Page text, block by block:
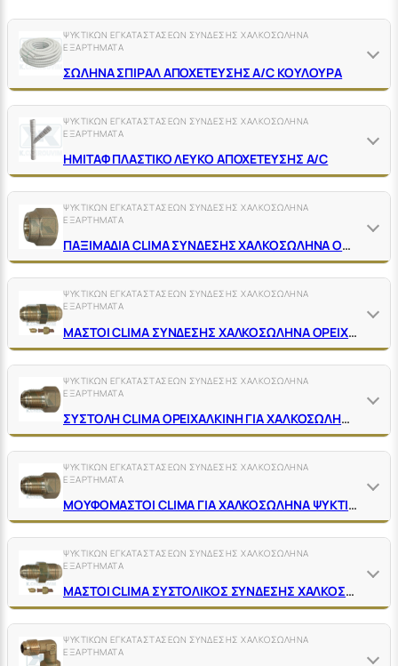
ΨΥΚΤΙΚΩΝ ΕΓΚΑΤΑΣΤΑΣΕΩΝ ΣΥΝΔΕΣΗΣ ΧΑΛΚΟΣΩΛΗΝΑ
ΕΞΑΡΤΗΜΑΤΑ
ΣΩΛΗΝΑ ΣΠΙΡΑΛ ΑΠΟΧΕΤΕΥΣΗΣ A/C ΚΟΥΛΟΥΡΑ
ΨΥΚΤΙΚΩΝ ΕΓΚΑΤΑΣΤΑΣΕΩΝ ΣΥΝΔΕΣΗΣ ΧΑΛΚΟΣΩΛΗΝΑ
ΕΞΑΡΤΗΜΑΤΑ
ΗΜΙΤΑΦ ΠΛΑΣΤΙΚΟ ΛΕΥΚΟ ΑΠΟΧΕΤΕΥΣΗΣ A/C
ΨΥΚΤΙΚΩΝ ΕΓΚΑΤΑΣΤΑΣΕΩΝ ΣΥΝΔΕΣΗΣ ΧΑΛΚΟΣΩΛΗΝΑ
ΕΞΑΡΤΗΜΑΤΑ
ΠΑΞΙΜΑΔΙΑ CLIMA ΣΥΝΔΕΣΗΣ ΧΑΛΚΟΣΩΛΗΝΑ ΟΡΕΙΧΑΛΚΙΝΑ ΚΙΤΡΙΝΑ
ΨΥΚΤΙΚΩΝ ΕΓΚΑΤΑΣΤΑΣΕΩΝ ΣΥΝΔΕΣΗΣ ΧΑΛΚΟΣΩΛΗΝΑ
ΕΞΑΡΤΗΜΑΤΑ
ΜΑΣΤΟΙ CLIMA ΣΥΝΔΕΣΗΣ ΧΑΛΚΟΣΩΛΗΝΑ ΟΡΕΙΧΑΛΚΙΝΟΙ ΚΙΤΡΙΝΟΙ
ΨΥΚΤΙΚΩΝ ΕΓΚΑΤΑΣΤΑΣΕΩΝ ΣΥΝΔΕΣΗΣ ΧΑΛΚΟΣΩΛΗΝΑ
ΕΞΑΡΤΗΜΑΤΑ
ΣΥΣΤΟΛΗ CLIMA ΟΡΕΙΧΑΛΚΙΝΗ ΓΙΑ ΧΑΛΚΟΣΩΛΗΝΑ ΨΥΚΤΙΚΩΝ ΕΓΚΑΤ/ΣΕΩΝ
ΨΥΚΤΙΚΩΝ ΕΓΚΑΤΑΣΤΑΣΕΩΝ ΣΥΝΔΕΣΗΣ ΧΑΛΚΟΣΩΛΗΝΑ
ΕΞΑΡΤΗΜΑΤΑ
ΜΟΥΦΟΜΑΣΤΟΙ CLIMA ΓΙΑ ΧΑΛΚΟΣΩΛΗΝΑ ΨΥΚΤΙΚΩΝ ΕΓΚΑΤ/ΣΕΩΝ ΟΡΕΙΧΑΛΚΙΝΟΙ ΚΙΤΡΙΝΟΙ
ΨΥΚΤΙΚΩΝ ΕΓΚΑΤΑΣΤΑΣΕΩΝ ΣΥΝΔΕΣΗΣ ΧΑΛΚΟΣΩΛΗΝΑ
ΕΞΑΡΤΗΜΑΤΑ
ΜΑΣΤΟΙ CLIMA ΣΥΣΤΟΛΙΚΟΣ ΣΥΝΔΕΣΗΣ ΧΑΛΚΟΣΩΛΗΝΑ ΟΡΕΙΧΑΛΚΙΝΟΙ ΚΙΤΡΙΝΟΙ
ΨΥΚΤΙΚΩΝ ΕΓΚΑΤΑΣΤΑΣΕΩΝ ΣΥΝΔΕΣΗΣ ΧΑΛΚΟΣΩΛΗΝΑ
ΕΞΑΡΤΗΜΑΤΑ